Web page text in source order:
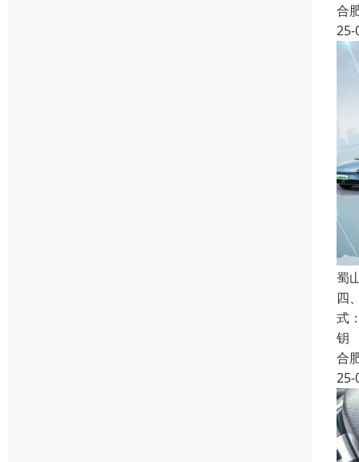
合
25-
蜀
四
式
钥
合
25-